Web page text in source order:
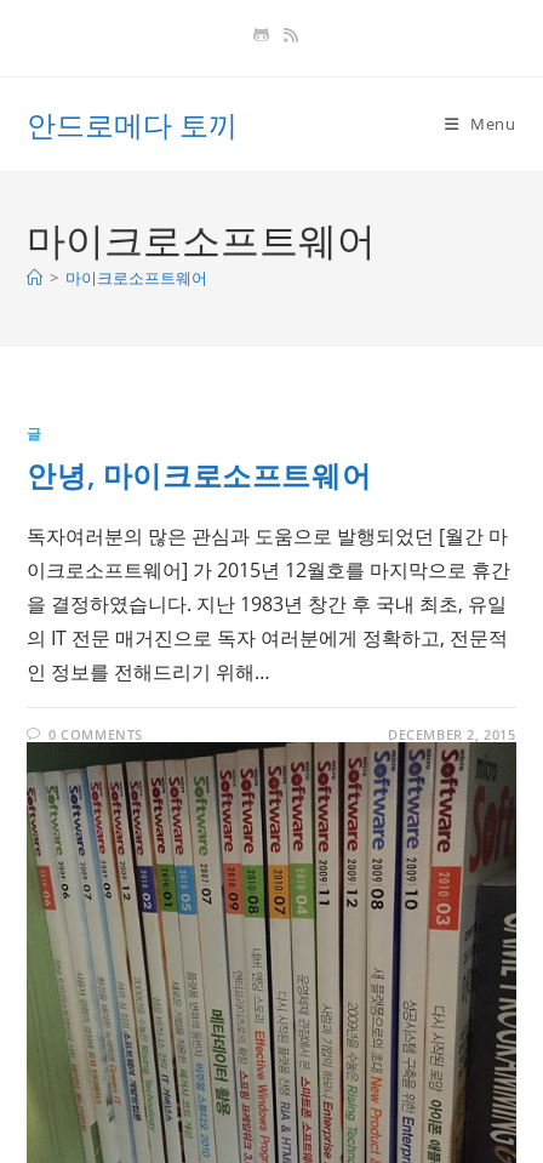
안드로메다 토끼 Menu
마이크로소프트웨어
> 마이크로소프트웨어
글
안녕, 마이크로소프트웨어
독자여러분의 많은 관심과 도움으로 발행되었던 [월간 마
이크로소프트웨어] 가 2015년 12월호를 마지막으로 휴간
을 결정하였습니다. 지난 1983년 창간 후 국내 최초, 유일
의 IT 전문 매거진으로 독자 여러분에게 정확하고, 전문적
인 정보를 전해드리기 위해…
0 COMMENTS DECEMBER 2, 2015